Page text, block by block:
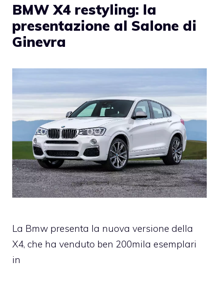
BMW X4 restyling: la
presentazione al Salone di
Ginevra
La Bmw presenta la nuova versione della
X4, che ha venduto ben 200mila esemplari
in